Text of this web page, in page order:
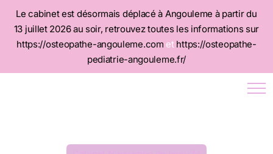
Le cabinet est désormais déplacé à Angouleme à partir du
13 juillet 2026 au soir, retrouvez toutes les informations sur
https://osteopathe-angouleme.com et https://osteopathe-
pediatrie-angouleme.fr/